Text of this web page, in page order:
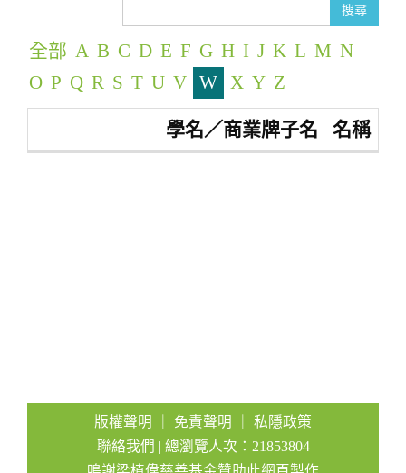
t
搜尋
全部 A B C D E F G H I J K L M N
O P Q R S T U V W X Y Z
學名／商業牌子名 名稱
版權聲明 免責聲明
私隱政策
聯絡我們 | 總瀏覽人次：21853804